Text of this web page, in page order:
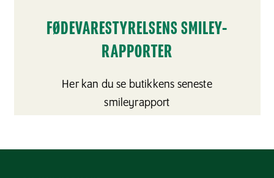
FØDEVARESTYRELSENS SMILEY-
RAPPORTER
Her kan du se butikkens seneste
smileyrapport